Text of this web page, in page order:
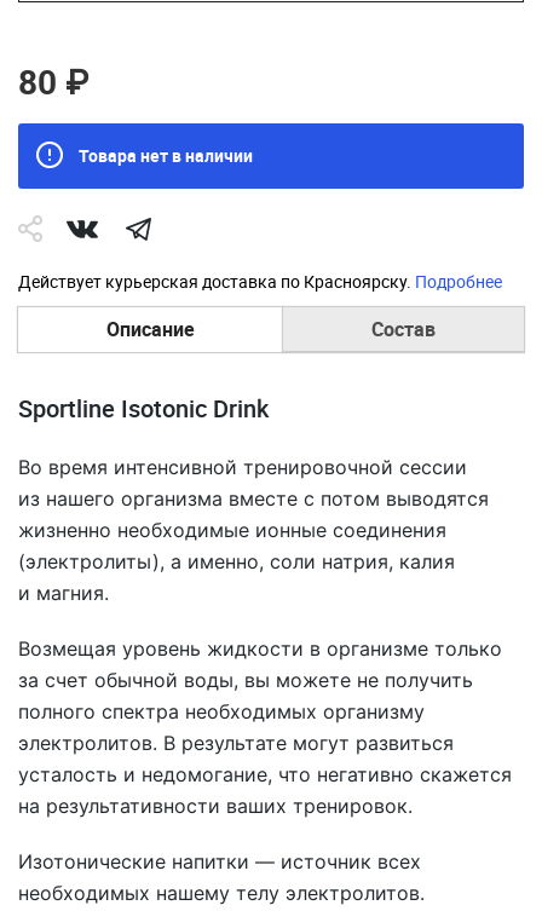
80 ₽
Товара нет в наличии
Действует курьерская доставка по Красноярску. Подробнее
Описание Состав
Sportline Isotonic Drink
Во время интенсивной тренировочной сессии
из нашего организма вместе с потом выводятся
жизненно необходимые ионные соединения
(электролиты), а именно, соли натрия, калия
и магния.
Возмещая уровень жидкости в организме только
за счет обычной воды, вы можете не получить
полного спектра необходимых организму
электролитов. В результате могут развиться
усталость и недомогание, что негативно скажется
на результативности ваших тренировок.
Изотонические напитки — источник всех
необходимых нашему телу электролитов.